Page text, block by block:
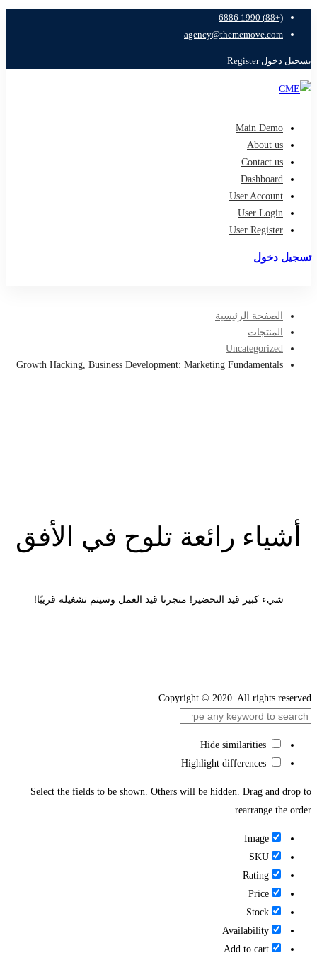
(+88) 1990 6886
agency@thememove.com
تسجيل دخول Register
Main Demo
About us
Contact us
Dashboard
User Account
User Login
User Register
تسجيل دخول
الصفحة الرئيسية
المنتجات
Uncategorized
Growth Hacking, Business Development: Marketing Fundamentals
أشياء رائعة تلوح في الأفق
شيء كبير قيد التحضير! متجرنا قيد العمل وسيتم تشغيله قريبًا!
Copyright © 2020. All rights reserved.
Select the fields to be shown. Others will be hidden. Drag and drop to
rearrange the order.
Image
SKU
Rating
Price
Stock
Availability
Add to cart